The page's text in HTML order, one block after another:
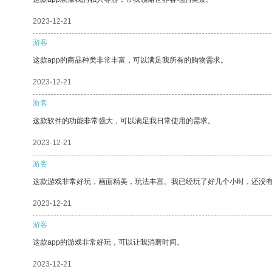
2023-12-21
游客
这款app的商品种类非常丰富，可以满足我所有的购物需求。
2023-12-21
游客
这款软件的功能非常强大，可以满足我日常使用的需求。
2023-12-21
游客
这款游戏非常好玩，画面精美，玩法丰富。我已经玩了好几个小时，还没
2023-12-21
游客
这款app的游戏非常好玩，可以让我消磨时间。
2023-12-21